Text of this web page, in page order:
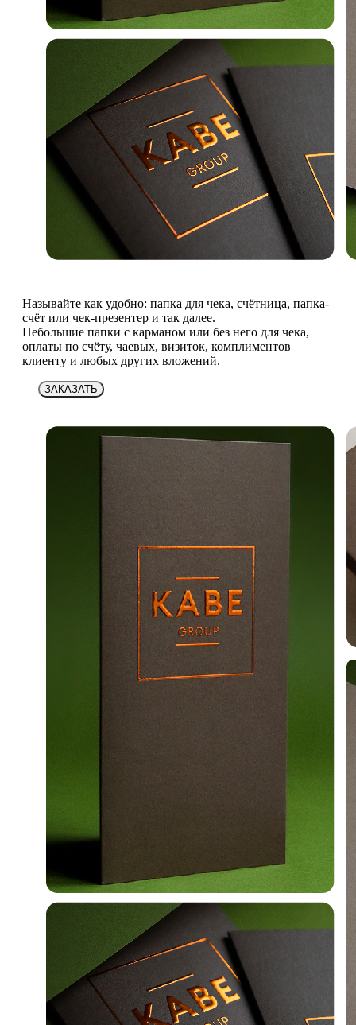
Называйте как удобно: папка для чека, счётница, папка-
счёт или чек-презентер и так далее.
Небольшие папки с карманом или без него для чека,
оплаты по счёту, чаевых, визиток, комплиментов
клиенту и любых других вложений.
ЗАКАЗАТЬ